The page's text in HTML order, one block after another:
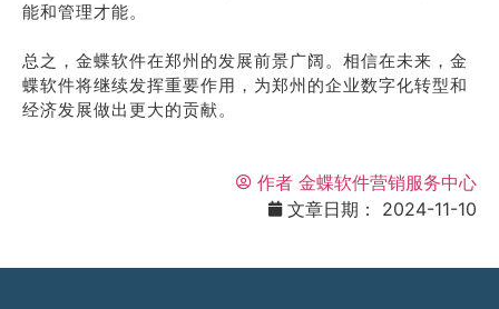
能和管理才能。
总之，金蝶软件在郑州的发展前景广阔。相信在未来，金
蝶软件将继续发挥重要作用，为郑州的企业数字化转型和
经济发展做出更大的贡献。
作者 金蝶软件营销服务中心
文章日期：
2024-11-10